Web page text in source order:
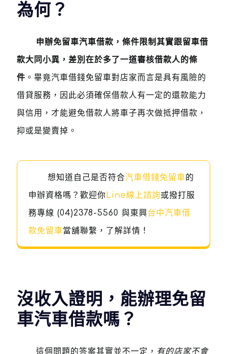
為何？
申辦免留車汽車借款，條件限制其實跟留車借
款大同小異，差別在於多了一道審核借款人的條
件 。畢竟汽車借錢免留車對店家而言是具有風險的
借貸服務，因此必須確保借款人有一定的還款能力
與信用，才能避免借款人將車子再次做抵押借款，
抑或是變賣掉。
想知道自己是否符合汽車借錢免留車的
申辦資格嗎？歡迎你Line線上諮詢或撥打服
務專線 (04)2378-5560 與東興台中汽車借
款免留車當舖聯繫，了解詳情！
沒收入證明，能辦理免留
車汽車借款嗎？
這個問題的答案其實並不一定， 有的店家不會